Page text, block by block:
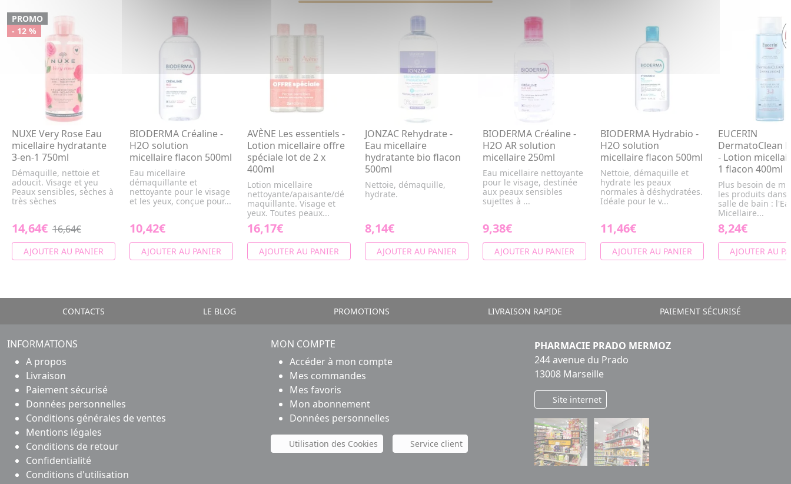
PROMO
- 12 %
NUXE Very Rose Eau
micellaire hydratante
3-en-1 750ml
Démaquille, nettoie et
adoucit. Visage et yeu
Peaux sensibles, sèches à
très sèches
14,64€ 16,64€
AJOUTER AU PANIER
BIODERMA Créaline -
H2O solution
micellaire flacon 500ml
Eau micellaire
démaquillante et
nettoyante pour le visage
et les yeux, conçue pour...
10,42€
AJOUTER AU PANIER
AVÈNE Les essentiels -
Lotion micellaire offre
spéciale lot de 2 x
400ml
Lotion micellaire
nettoyante/apaisante/dé
maquillante. Visage et
yeux. Toutes peaux...
16,17€
AJOUTER AU PANIER
JONZAC Rehydrate -
Eau micellaire
hydratante bio flacon
500ml
Nettoie, démaquille,
hydrate.
8,14€
AJOUTER AU PANIER
BIODERMA Créaline -
H2O AR solution
micellaire 250ml
Eau micellaire nettoyante
pour le visage, destinée
aux peaux sensibles
sujettes à ...
9,38€
AJOUTER AU PANIER
BIODERMA Hydrabio -
H2O solution
micellaire flacon 500ml
Nettoie, démaquille et
hydrate les peaux
normales à déshydratées.
Idéale pour le v...
11,46€
AJOUTER AU PANIER
EUCERIN
DermatoClean
- Lotion
1 flacon 400ml
Plus besoin de
les produits dans
salle de bain :
Micellaire...
8,24€
AJOUTER AU
CONTACTS LE BLOG PROMOTIONS LIVRAISON RAPIDE PAIEMENT SÉCURISÉ
INFORMATIONS
A propos
Livraison
Paiement sécurisé
Données personnelles
Conditions générales de ventes
Mentions légales
Conditions de retour
Confidentialité
Conditions d'utilisation
MON COMPTE
Accéder à mon compte
Mes commandes
Mes favoris
Mon abonnement
Données personnelles
Utilisation des Cookies Service client
PHARMACIE PRADO MERMOZ
244 avenue du Prado
13008 Marseille
Site internet